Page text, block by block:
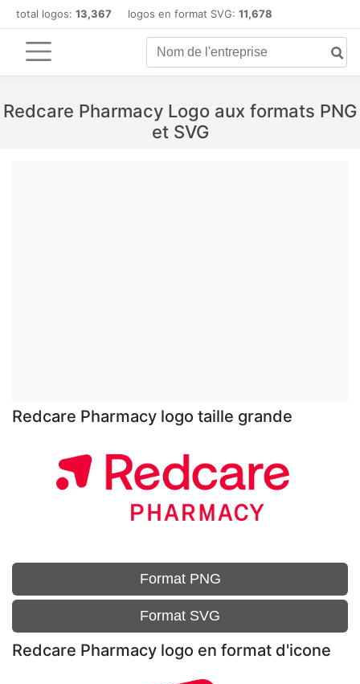
total logos: 13,367 logos en format SVG: 11,678
Redcare Pharmacy Logo aux formats PNG
et SVG
Redcare Pharmacy logo taille grande
Format PNG
Format SVG
Redcare Pharmacy logo en format d'icone